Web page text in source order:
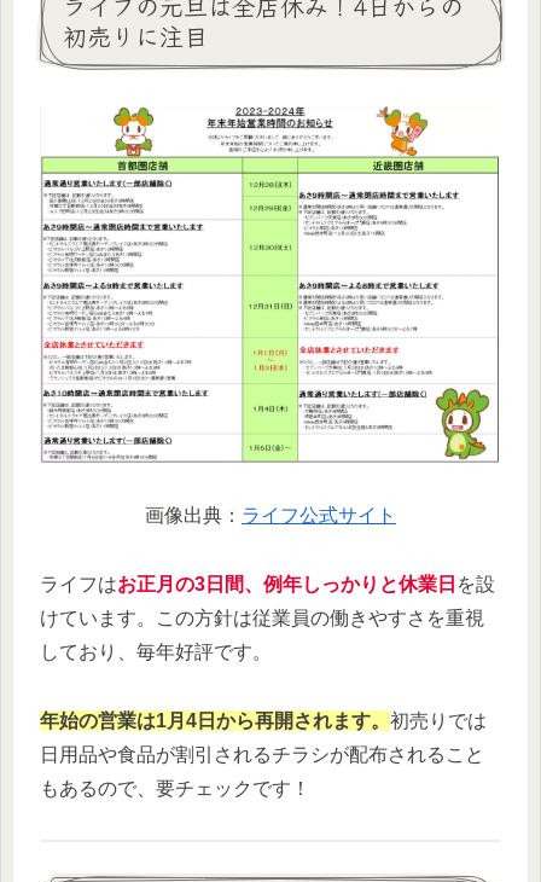
初売りに注目
画像出典： ライフ公式サイト
ライフはお正月の3日間、例年しっかりと休業日 を設
けています。この方針は従業員の働きやすさを重視
しており、毎年好評です。
年始の営業は1月4日から再開されます。 初売りでは
日用品や食品が割引されるチラシが配布されること
もあるので、要チェックです！